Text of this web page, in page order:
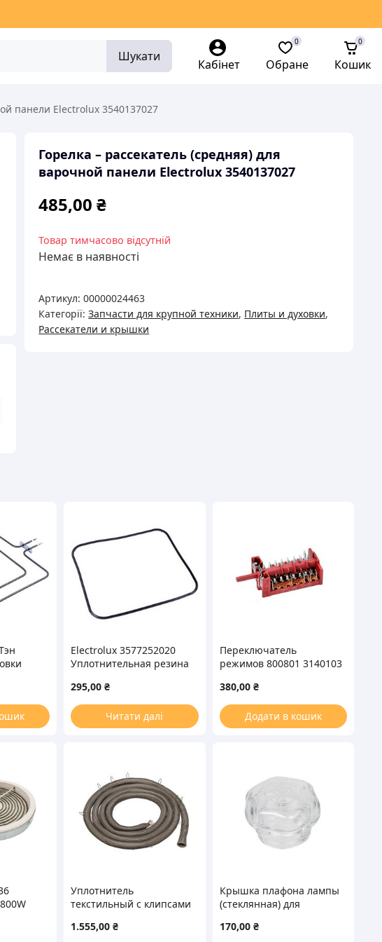
Шукати
Кабінет Обране
0
Кошик
0
панели Electrolux 3540137027
Горелка – рассекатель (средняя) для
варочной панели Electrolux 3540137027
485,00₴
Товар тимчасово відсутній
Немає в наявності
Артикул:00000024463
Категорії:Запчасти для крупной техники, Плиты и духовки,
Рассекатели и крышки
Electrolux 3577252020
Уплотнительная резина
295,00₴
Читати далі
Переключатель
режимов 800801 3140103
380,00 ₴
Додати в кошик
Уплотнитель
текстильный с клипсами
духовки AEG 5610468067
1.555,00₴
Крышка плафона лампы
(стеклянная) для
8002233
170,00 ₴